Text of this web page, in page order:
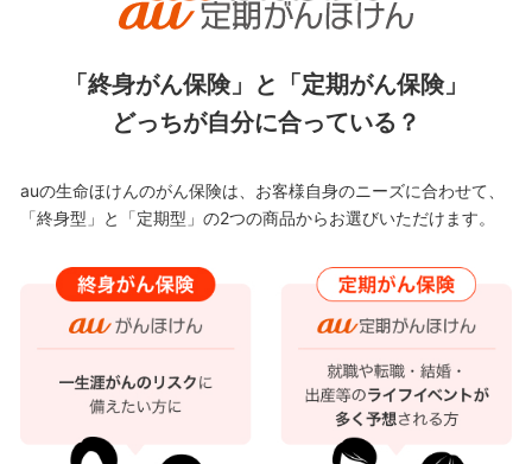
「終身がん保険」と「定期がん保険」
どっちが自分に合っている？
auの生命ほけんのがん保険は、お客様自身のニーズに合わせて、
「終身型」と「定期型」の2つの商品からお選びいただけます。